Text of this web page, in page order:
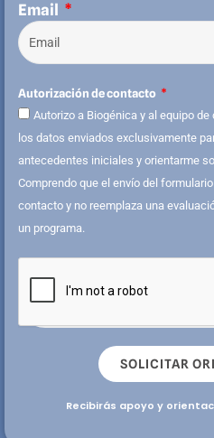
Email
Autorización de contacto
Autorizo a Biogénica y al equipo
los datos enviados exclusivamente
antecedentes iniciales y orientarme
Comprendo que el envío del
contacto y no reemplaza una
un programa.
SOLICITAR
Recibirás apoyo y